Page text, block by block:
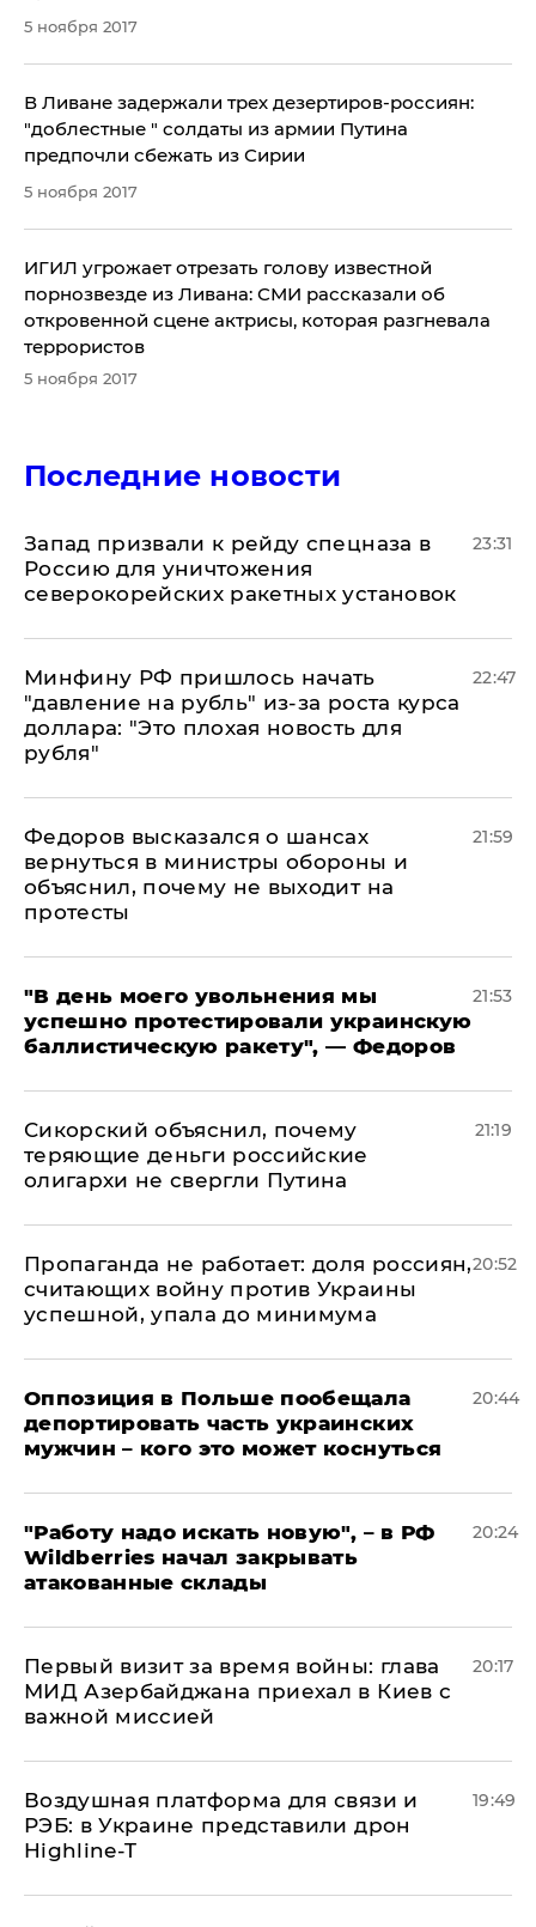
5 ноября 2017
В Ливане задержали трех дезертиров-россиян:
"доблестные " солдаты из армии Путина
предпочли сбежать из Сирии
5 ноября 2017
ИГИЛ угрожает отрезать голову известной
порнозвезде из Ливана: СМИ рассказали об
откровенной сцене актрисы, которая разгневала
террористов
5 ноября 2017
Последние новости
Запад призвали к рейду спецназа в
Россию для уничтожения
северокорейских ракетных установок
23:31
Минфину РФ пришлось начать
"давление на рубль" из-за роста курса
доллара: "Это плохая новость для
рубля"
22:47
Федоров высказался о шансах
вернуться в министры обороны и
объяснил, почему не выходит на
протесты
21:59
​"В день моего увольнения мы
успешно протестировали украинскую
баллистическую ракету", — Федоров
21:53
Сикорский объяснил, почему
теряющие деньги российские
олигархи не свергли Путина
21:19
​Пропаганда не работает: доля россиян,
считающих войну против Украины
успешной, упала до минимума
20:52
Оппозиция в Польше пообещала
депортировать часть украинских
мужчин – кого это может коснуться
20:44
"Работу надо искать новую", – в РФ
Wildberries начал закрывать
атакованные склады
20:24
Первый визит за время войны: глава
МИД Азербайджана приехал в Киев с
важной миссией
20:17
Воздушная платформа для связи и
РЭБ: в Украине представили дрон
Highline-T
19:49